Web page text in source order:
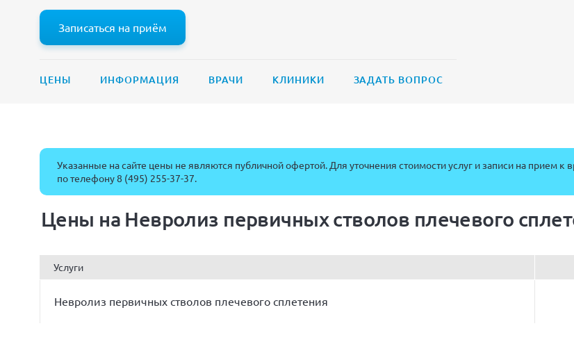
Записаться на приём
ЦЕНЫ ИНФОРМАЦИЯ ВРАЧИ КЛИНИКИ ЗАДАТЬ ВОПРОС
Указанные на сайте цены не являются публичной офертой. Для уточнения стоимости услуг и записи на прием к
по телефону8 (495) 255-37-37.
Цены на Невролиз первичных стволов плечевого
Услуги
Невролиз первичных стволов плечевого сплетения